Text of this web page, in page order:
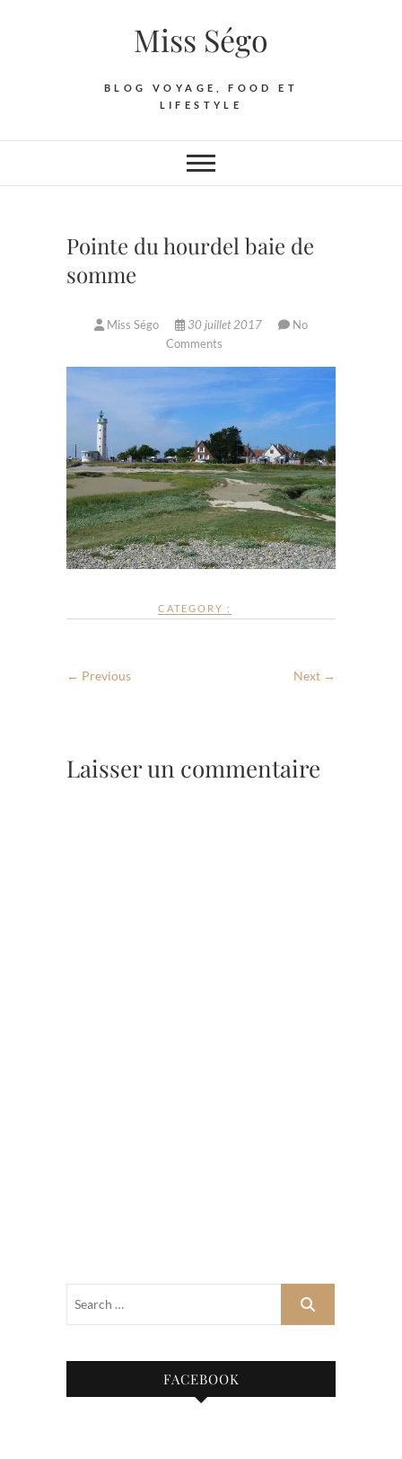
Miss Ségo
BLOG VOYAGE, FOOD ET
LIFESTYLE
Pointe du hourdel baie de
somme
Miss Ségo 30 juillet 2017
No
Comments
CATEGORY :
← Previous Next →
Laisser un commentaire
FACEBOOK